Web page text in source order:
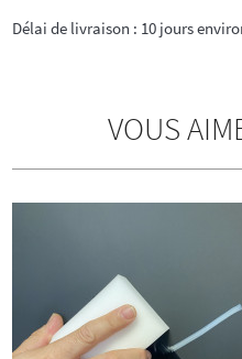
Délai de livraison : 10 jours
VOUS